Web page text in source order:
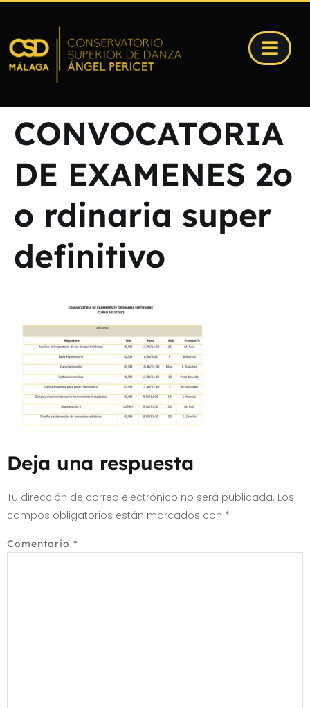
CONVOCATORIA
DE EXAMENES 2o
o rdinaria super
definitivo
Deja una respuesta
Tu dirección de correo electrónico no será publicada. Los
campos obligatorios están marcados con *
Comentario *